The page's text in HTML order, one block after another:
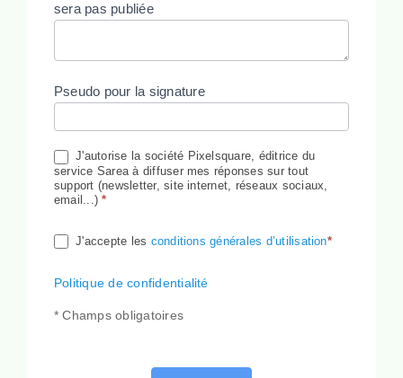
sera pas publiée
Pseudo pour la signature
J'autorise la société Pixelsquare, éditrice du
service Sarea à diffuser mes réponses sur tout
support (newsletter, site internet, réseaux sociaux,
email...)*
J'accepte les conditions générales d’utilisation*
Politique de confidentialité
* Champs obligatoires